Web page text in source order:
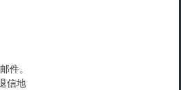
件。
信地